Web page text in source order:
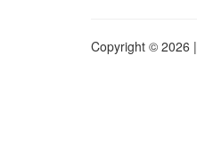
Copyright © 2026 |